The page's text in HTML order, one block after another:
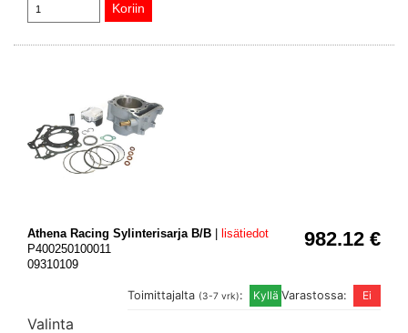
982.12 €
Athena Racing Sylinterisarja B/B | lisätiedot
P400250100011
09310109
Varastossa:
Toimittajalta (3-7 vrk):
Valinta